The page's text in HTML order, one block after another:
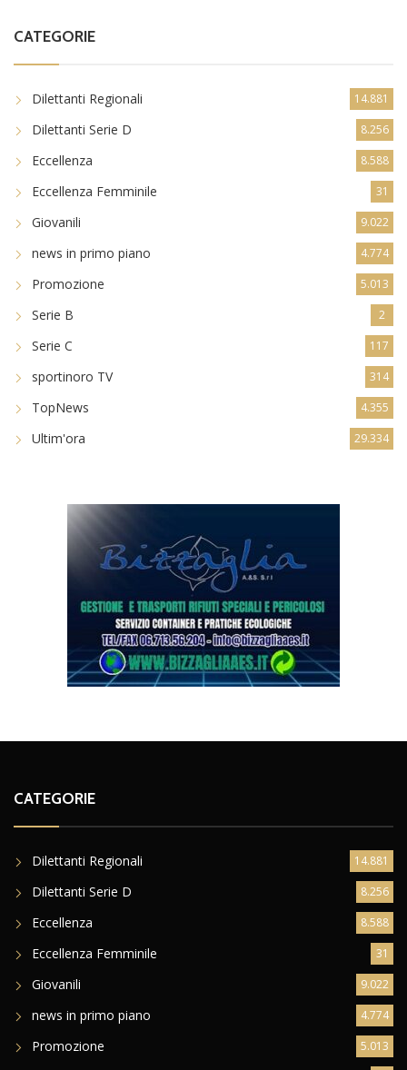
CATEGORIE
Dilettanti Regionali 14.881
Dilettanti Serie D 8.256
Eccellenza 8.588
Eccellenza Femminile 31
Giovanili 9.022
news in primo piano 4.774
Promozione 5.013
Serie B 2
Serie C 117
sportinoro TV 314
TopNews 4.355
Ultim'ora 29.334
CATEGORIE
Dilettanti Regionali 14.881
Dilettanti Serie D 8.256
Eccellenza 8.588
Eccellenza Femminile 31
Giovanili 9.022
news in primo piano 4.774
Promozione 5.013